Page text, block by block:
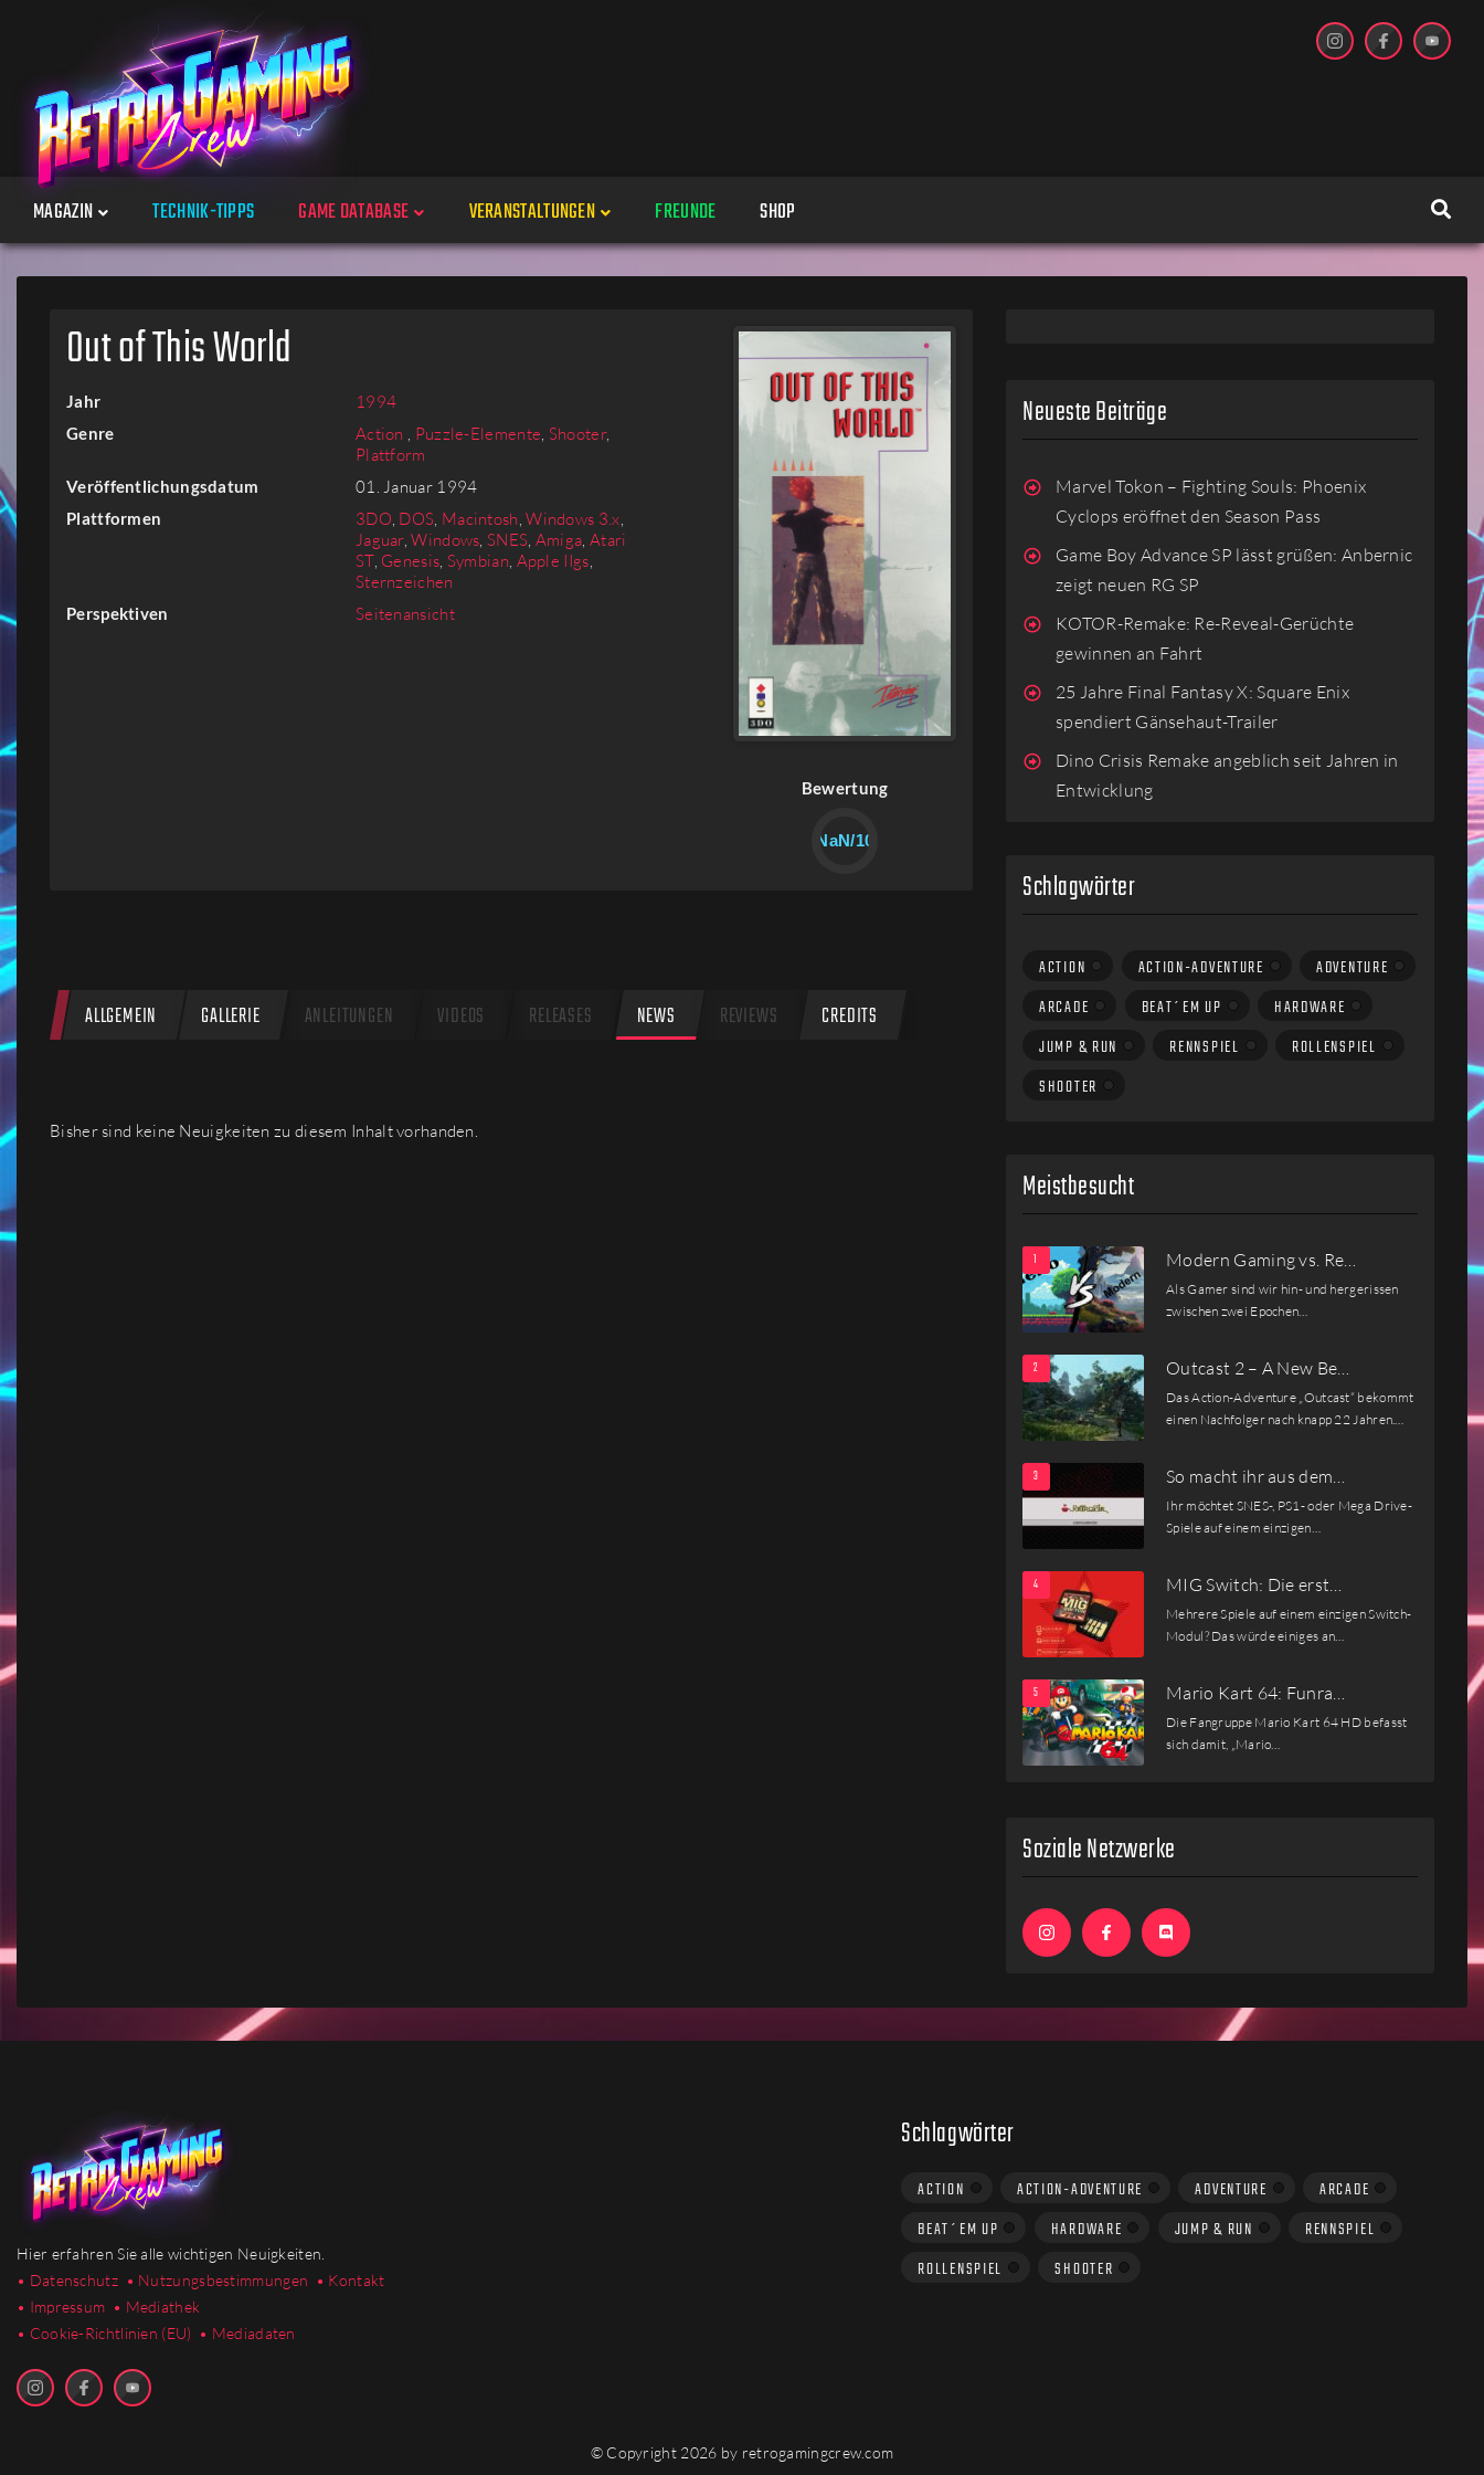
MAGAZIN TECHNIK-TIPPS GAME DATABASE
Spiele
Plattformen
Menschen
VERANSTALTUNGEN
Veranstaltungen
Veranstaltungsorte
FREUNDE SHOP
Out of This World
Jahr 1994
Genre Action , Puzzle-Elemente, Shooter,
Plattform
Veröffentlichungsdatum 01. Januar 1994
Plattformen 3DO, DOS, Macintosh,Windows 3.x,
Jaguar,Windows,SNES, Amiga, Atari
ST, Genesis, Symbian, Apple IIgs,
Sternzeichen
Perspektiven Seitenansicht
Bewertung
NaN/10
ALLGEMEIN GALLERIE ANLEITUNGEN VIDEOS RELEASES NEWS REVIEWS CREDITS
Bisher sind keine Neuigkeiten zu diesem Inhalt vorhanden.
Neueste Beiträge
Marvel Tokon – Fighting Souls: Phoenix
Cyclops eröffnet den Season Pass
Game Boy Advance SP lässt grüßen: Anbernic
zeigt neuen RG SP
KOTOR-Remake: Re-Reveal-Gerüchte
gewinnen an Fahrt
25 Jahre Final Fantasy X: Square Enix
spendiert Gänsehaut-Trailer
Dino Crisis Remake angeblich seit Jahren in
Entwicklung
Schlagwörter
ACTION ACTION-ADVENTURE
ADVENTURE
ARCADE
BEAT´EM UP
HARDWARE
JUMP & RUN
RENNSPIEL
ROLLENSPIEL
SHOOTER
Meistbesucht
Modern Gaming vs. Re…
Als Gamer sind wir hin- und hergerissen
zwischen zwei Epochen…
Outcast 2 – A New Be…
Das Action-Adventure „Outcast“ bekommt
einen Nachfolger nach knapp 22 Jahren.…
So macht ihr aus dem…
Ihr möchtet SNES-, PS1- oder Mega Drive-
Spiele auf einem einzigen…
MIG Switch: Die erst…
Mehrere Spiele auf einem einzigen Switch-
Modul? Das würde einiges an…
Mario Kart 64: Funra…
Die Fangruppe Mario Kart 64 HD befasst
sich damit, „Mario…
Soziale Netzwerke
Hier erfahren Sie alle wichtigen Neuigkeiten.
• Datenschutz • Nutzungsbestimmungen • Kontakt
• Impressum • Mediathek
• Cookie-Richtlinien (EU) • Mediadaten
Schlagwörter
ACTION ACTION-ADVENTURE ADVENTURE
ARCADE
BEAT´EM UP
HARDWARE JUMP & RUN
RENNSPIEL
ROLLENSPIEL
SHOOTER
© Copyright 2026 by retrogamingcrew.com